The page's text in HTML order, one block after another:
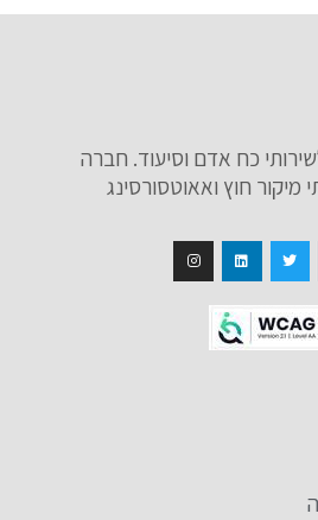
כח אדם וסיעוד. חברה
מיקור חוץ ואאוטסורסינג